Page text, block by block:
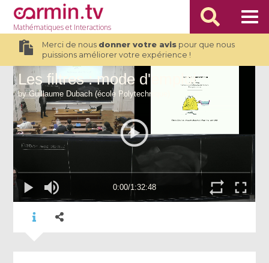
Mathématiqueset Interactions
Merci de nous donner votre avispour que nous
puissions améliorer votre expérience !